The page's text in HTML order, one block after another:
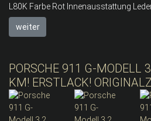
L80K Farbe Rot Innenausstattung
weiter
PORSCHE 911 G-MODELL
KM! ERSTLACK!